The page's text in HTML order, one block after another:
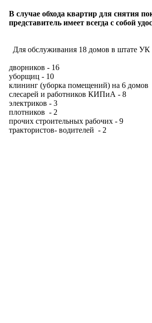
В случае обхода квартир для снятия
представитель имеет всегда с собой
Для обслуживания 18 домов в штате
дворников - 16
уборщиц - 10
клининг (уборка помещений) на 6 домов
слесарей и работников КИПиА - 8
электриков - 3
плотников - 2
прочих строительных рабочих - 9
трактористов- водителей - 2